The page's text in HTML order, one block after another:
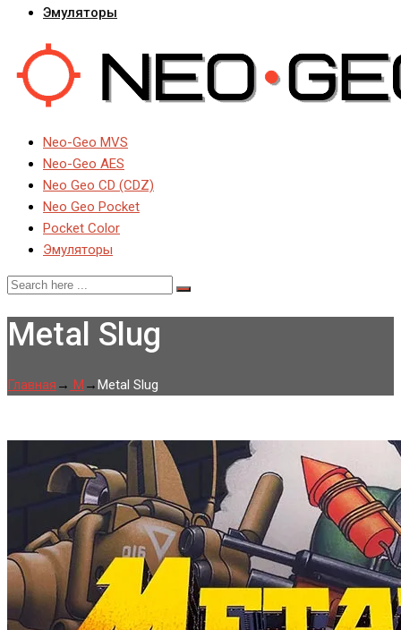
Эмуляторы
Neo-Geo MVS
Neo-Geo AES
Neo Geo CD (CDZ)
Neo Geo Pocket
Pocket Color
Эмуляторы
Metal Slug
Главная → M →Metal Slug